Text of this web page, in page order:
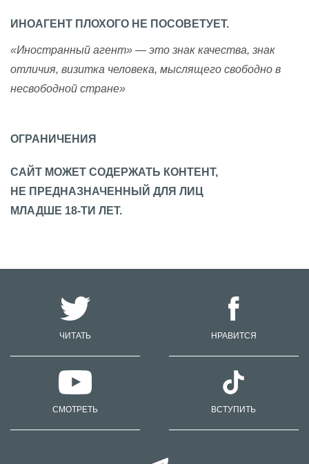
ИНОАГЕНТ ПЛОХОГО НЕ ПОСОВЕТУЕТ.
«Иностранный агент» — это знак качества, знак
отличия, визитка человека, мыслящего свободно в
несвободной стране»
ОГРАНИЧЕНИЯ
САЙТ МОЖЕТ СОДЕРЖАТЬ КОНТЕНТ,
НЕ ПРЕДНАЗНАЧЕННЫЙ ДЛЯ ЛИЦ
МЛАДШЕ 18-ТИ ЛЕТ.
ЧИТАТЬ НРАВИТСЯ
СМОТРЕТЬ ВСТУПИТЬ